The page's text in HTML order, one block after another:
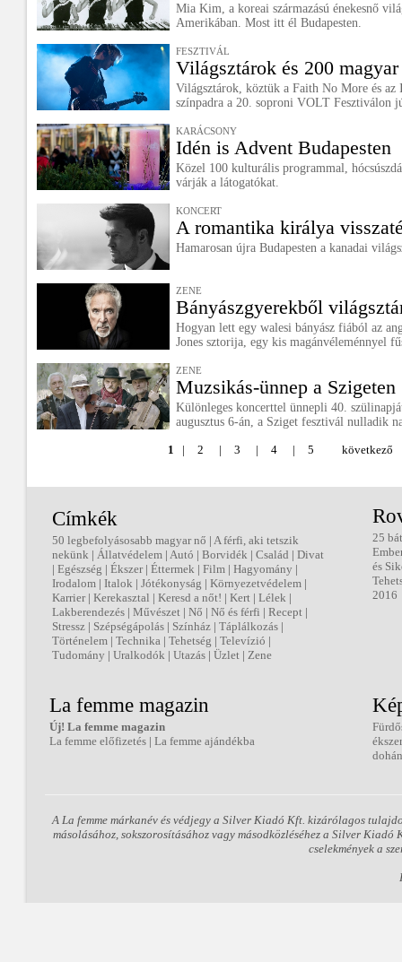
Mia Kim, a koreai származású énekesnő
Amerikában. Most itt él Budapesten.
FESZTIVÁL
Világsztárok és 200
Világsztárok, köztük a Faith No More és az
színpadra a 20. soproni VOLT Fesztiválon
KARÁCSONY
Idén is Advent Budapesten
Közel 100 kulturális programmal,
várják a látogatókat.
KONCERT
A romantika királya
Hamarosan újra Budapesten a kanadai
ZENE
Bányászgyerekből
Hogyan lett egy walesi bányász fiából az
Jones sztorija, egy kis magánvéleménnyel
ZENE
Muzsikás-ünnep a Szigeten
Különleges koncerttel ünnepli 40.
augusztus 6-án, a Sziget fesztivál nulladik
1 | 2 | 3 | 4 | 5 következő
Címkék
50 legbefolyásosabb magyar nő | A férfi, aki tetszik
nekünk | Állatvédelem | Autó | Borvidék | Család | Divat
| Egészség | Ékszer| Éttermek | Film | Hagyomány |
Irodalom | Italok | Jótékonyság | Környezetvédelem |
Karrier| Kerekasztal | Keresd a nőt! | Kert | Lélek |
Lakberendezés | Művészet | Nő | Nő és férfi | Recept |
Stressz | Szépségápolás | Színház | Táplálkozás |
Történelem | Technika | Tehetség | Televízió |
Tudomány | Uralkodók | Utazás | Üzlet | Zene
25
és
2016
La femme magazin
Új! La femme magazin
La femme előfizetés | La femme ajándékba
A La femme márkanév és védjegy a Silver Kiadó Kft. kizárólagos
másolásához, sokszorosításához vagy másodközléséhez a Silver
cselekmények a